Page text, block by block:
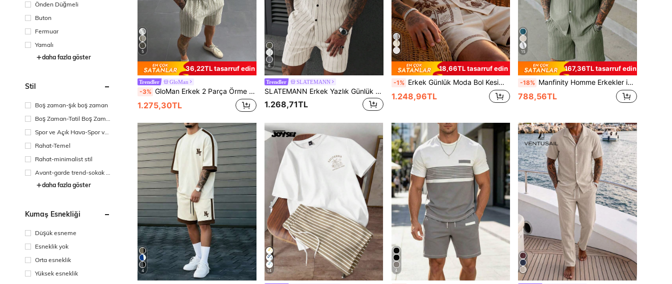
Önden Düğmeli
Buton
Fermuar
Yamalı
daha fazla göster
Stil
Boş zaman-şık boş zaman
Boş Zaman-Tatil Boş Zama
Spor ve Açık Hava-Spor ve
Rahat-Temel
Rahat-minimalist stil
Avant-garde trend-sokak r
ahatlığı
daha fazla göster
Kumaş Esnekliği
Düşük esneme
Esneklik yok
Orta esneklik
Yüksek esneklik
5
36,22TL tasarruf edin
Trendler GloMan
-3% GloMan Erkek 2 Parça Örme Gömlek ve Şort Takımı, Çizgili Jakarlı Dokulu Üst, Tatil, Plaj, Yaz Hawaii Tatili İçin Uygun, Baba/Koca İçin Hediye, Resort Giyim
1.275,30TL
6
Trendler SLATEMANN
SLATEMANN Erkek Yazlık Günlük Çizgili Gömlek ve Şort Takımı
1.268,71TL
18,66TL tasarruf edin
-1% Erkek Günlük Moda Bol Kesim Kısa Kollu Grafik Baskılı Üst ve Şort 2 Parça Takım, Tatil ve Boş Zaman Stili, Çok Yönlü Minimalist Özgün Tasarım, Resort Giyim
1.248,96TL
15
167,36TL tasarruf edin
-18% Manfinity Homme Erkekler için Günlük Tatil Gömleği ve Şort Takımı
788,56TL
4 14 4